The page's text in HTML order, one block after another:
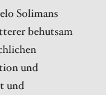
Solimans
behutsam
und
und